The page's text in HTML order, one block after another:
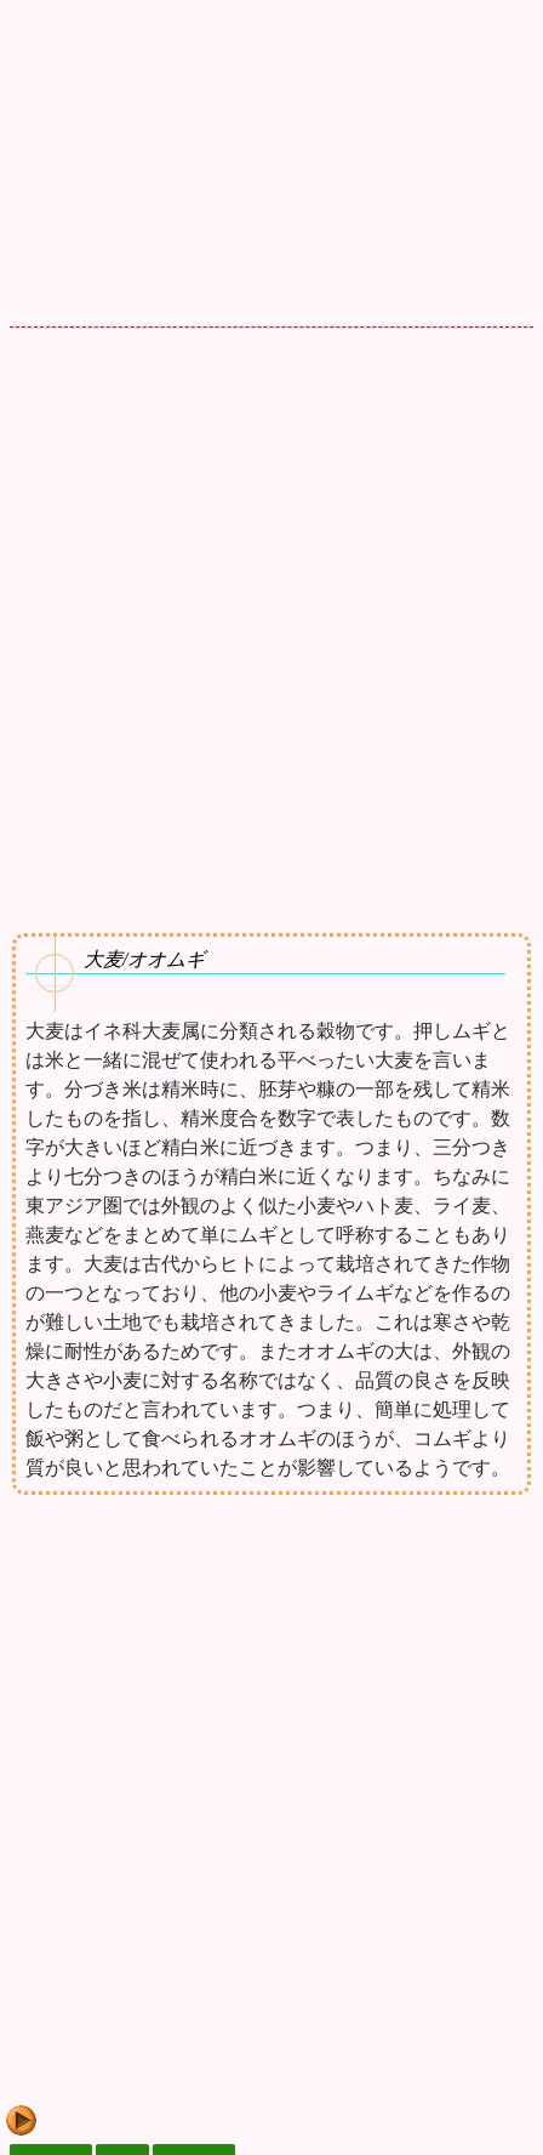
大麦/オオムギ
大麦はイネ科大麦属に分類される穀物です。押しムギと
は米と一緒に混ぜて使われる平べったい大麦を言いま
す。分づき米は精米時に、胚芽や糠の一部を残して精米
したものを指し、精米度合を数字で表したものです。数
字が大きいほど精白米に近づきます。つまり、三分つき
より七分つきのほうが精白米に近くなります。ちなみに
東アジア圏では外観のよく似た小麦やハト麦、ライ麦、
燕麦などをまとめて単にムギとして呼称することもあり
ます。大麦は古代からヒトによって栽培されてきた作物
の一つとなっており、他の小麦やライムギなどを作るの
が難しい土地でも栽培されてきました。これは寒さや乾
燥に耐性があるためです。またオオムギの大は、外観の
大きさや小麦に対する名称ではなく、品質の良さを反映
したものだと言われています。つまり、簡単に処理して
飯や粥として食べられるオオムギのほうが、コムギより
質が良いと思われていたことが影響しているようです。